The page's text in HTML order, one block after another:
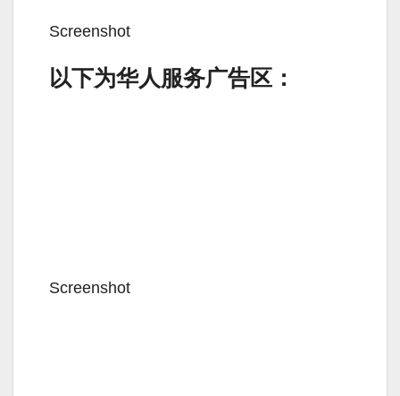
Screenshot
以下为华人服务广告区：
Screenshot